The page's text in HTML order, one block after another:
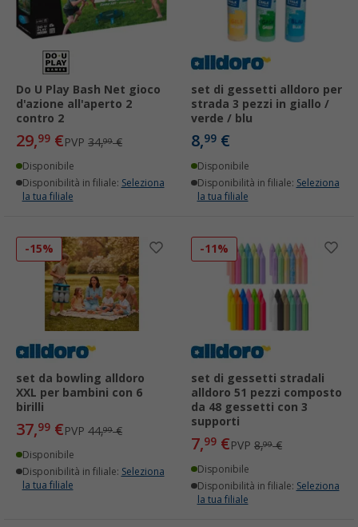
Do U Play Bash Net gioco
d'azione all'aperto 2
contro 2
29,99 €PVP 34,99€
Disponibile
Disponibilità in filiale: Seleziona
la tua filiale
set di gessetti alldoro per
strada 3 pezzi in giallo /
verde / blu
8,99 €
Disponibile
Disponibilità in filiale: Seleziona
la tua filiale
-15%
set da bowling alldoro
XXL per bambini con 6
birilli
37,99 €PVP 44,99€
Disponibile
Disponibilità in filiale: Seleziona
la tua filiale
-11%
set di gessetti stradali
alldoro 51 pezzi composto
da 48 gessetti con 3
supporti
7,99 €PVP 8,99€
Disponibile
Disponibilità in filiale: Seleziona
la tua filiale